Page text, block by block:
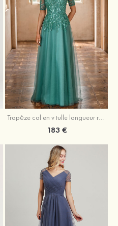
Trapèze col en v tulle longueur ras du sol robe de mère de la mariée avec perles paillettes
183 €